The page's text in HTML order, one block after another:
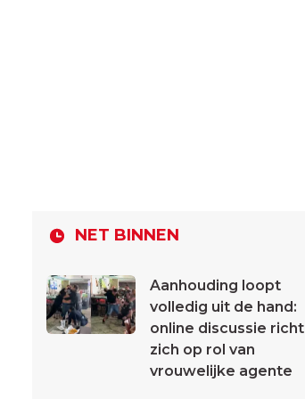
NET BINNEN
Aanhouding loopt
volledig uit de hand:
online discussie richt
zich op rol van
vrouwelijke agente